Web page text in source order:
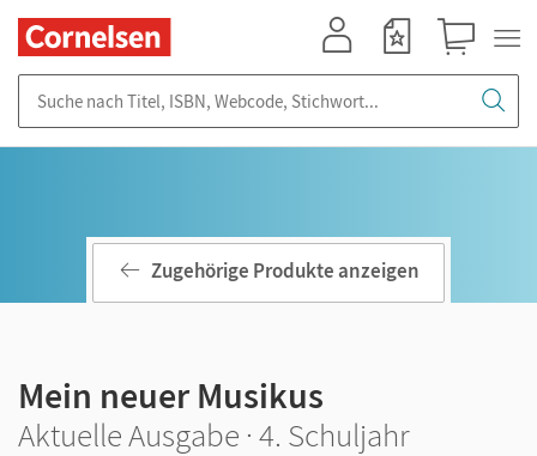
Zugehörige Produkte anzeigen
Mein neuer Musikus
Aktuelle Ausgabe · 4. Schuljahr